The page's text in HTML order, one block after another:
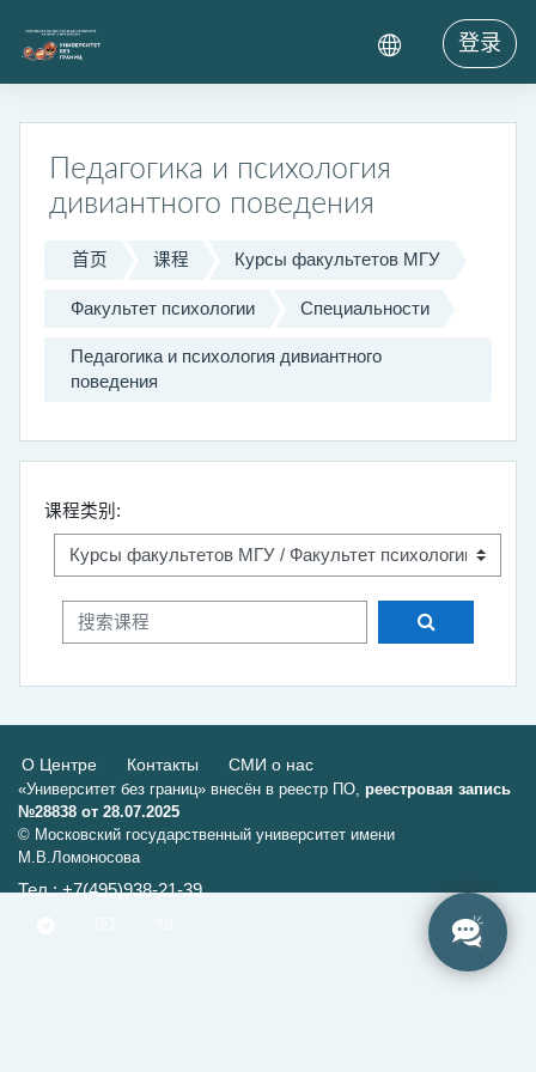
登录
Педагогика и психология
дивиантного поведения
首页 课程 Курсы факультетов МГУ
Факультет психологии Специальности
Педагогика и психология дивиантного
поведения
课程类别:
搜索课程
О Центре Контакты СМИ о нас
«Университет без границ» внесён в реестр ПО, реестровая запись
№28838 от 28.07.2025
© Московский государственный университет имени
М.В.Ломоносова
Тел.: +7(495)938-21-39